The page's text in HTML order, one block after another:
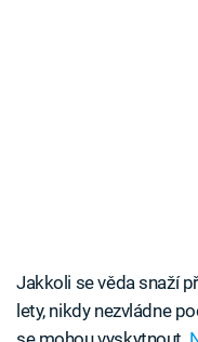
Jakkoli se věda snaží
lety, nikdy nezvládne